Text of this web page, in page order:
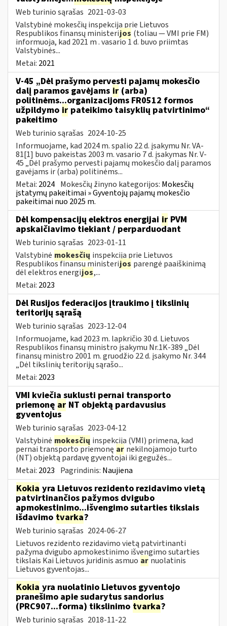
Web turinio sąrašas 2021-03-03
Valstybinė mokesčių inspekcija prie Lietuvos
Respublikos finansų ministerijos (toliau — VMI prie FM)
informuoja, kad 2021 m . vasario 1 d. buvo priimtas
Valstybinės...
Metai: 2021
V-45 „Dėl prašymo pervesti pajamų mokesčio
dalį paramos gavėjams ir (arba)
politinėms...organizacijoms FR0512 formos
užpildymo ir pateikimo taisyklių patvirtinimo“
pakeitimo
Web turinio sąrašas 2024-10-25
Informuojame, kad 2024 m. spalio 22 d. įsakymu Nr. VA-
81[1] buvo pakeistas 2003 m. vasario 7 d. įsakymas Nr. V-
45 „Dėl prašymo pervesti pajamų mokesčio dalį paramos
gavėjams ir (arba) politinėms...
Metai: 2024 Mokesčių žinyno kategorijos: Mokesčių
įstatymų pakeitimai » Gyventojų pajamų mokesčio
pakeitimai nuo 2025 m.
Dėl kompensacijų elektros energijai ir PVM
apskaičiavimo tiekiant / perparduodant
Web turinio sąrašas 2023-01-11
Valstybinė mokesčių inspekcija prie Lietuvos
Respublikos finansų ministerijos parengė paaiškinimą
dėl elektros energijos,...
Metai: 2023
Dėl Rusijos federacijos įtraukimo į tikslinių
teritorijų sąrašą
Web turinio sąrašas 2023-12-04
Informuojame, kad 2023 m. lapkričio 30 d. Lietuvos
Respublikos finansų ministro įsakymu Nr.1K-389 „Dėl
finansų ministro 2001 m. gruodžio 22 d. įsakymo Nr. 344
„Dėl tikslinių teritorijų sąrašo...
Metai: 2023
VMI kviečia suklusti pernai transporto
priemonę ar NT objektą pardavusius
gyventojus
Web turinio sąrašas 2023-04-12
Valstybinė mokesčių inspekcija (VMI) primena, kad
pernai transporto priemonę ar nekilnojamojo turto
(NT) objektą pardavę gyventojai iki gegužės...
Metai: 2023 Pagrindinis: Naujiena
Kokia yra Lietuvos rezidento rezidavimo vietą
patvirtinančios pažymos dvigubo
apmokestinimo...išvengimo sutarties tikslais
išdavimo tvarka?
Web turinio sąrašas 2024-06-27
Lietuvos rezidento rezidavimo vietą patvirtinanti
pažyma dvigubo apmokestinimo išvengimo sutarties
tikslais Kai Lietuvos juridinis asmuo ar nuolatinis
Lietuvos gyventojas...
Kokia yra nuolatinio Lietuvos gyventojo
pranešimo apie sudarytus sandorius
(PRC907...forma) tikslinimo tvarka?
Web turinio sąrašas 2018-11-22